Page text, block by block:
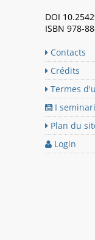
DOI
ISBN 978-
Contacts
Crédits
Termes
I
Plan du
Login